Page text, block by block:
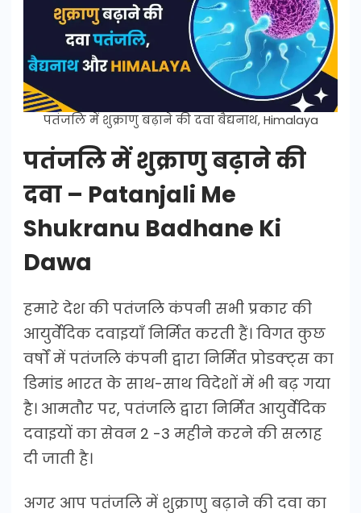
पतंजलि में शुक्राणु बढ़ाने की दवा बैद्यनाथ, Himalaya
पतंजलि में शुक्राणु बढ़ाने की
दवा – Patanjali Me
Shukranu Badhane Ki
Dawa
हमारे देश की पतंजलि कंपनी सभी प्रकार की
आयुर्वेदिक दवाइयाँ निर्मित करती हैं। विगत कुछ
वर्षों में पतंजलि कंपनी द्वारा निर्मित प्रोडक्ट्स का
डिमांड भारत के साथ-साथ विदेशों में भी बढ़ गया
है। आमतौर पर, पतंजलि द्वारा निर्मित आयुर्वेदिक
दवाइयों का सेवन 2 -3 महीने करने की सलाह
दी जाती है।
अगर आप पतंजलि में शुक्राणु बढ़ाने की दवा का